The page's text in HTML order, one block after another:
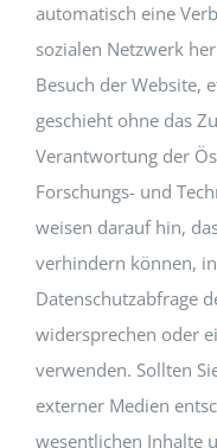
automatisch eine
sozialen Netzwerk
Besuch der Website,
geschieht ohne das
Verantwortung der
Forschungs- und
weisen darauf hin,
verhindern können,
Datenschutzabfrage
widersprechen oder
verwenden. Sollten
externer Medien
wesentlichen Inhalte